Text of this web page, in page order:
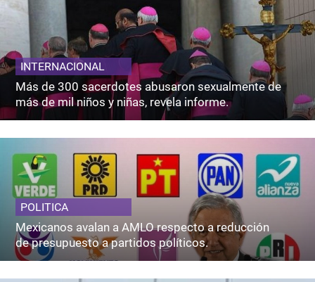
INTERNACIONAL
Más de 300 sacerdotes abusaron sexualmente de
más de mil niños y niñas, revela informe.
POLITICA
Mexicanos avalan a AMLO respecto a reducción
de presupuesto a partidos políticos.